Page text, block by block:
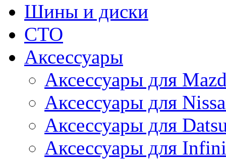
Шины и диски
СТО
Аксессуары
Аксессуары для
Аксессуары для
Аксессуары для
Аксессуары для